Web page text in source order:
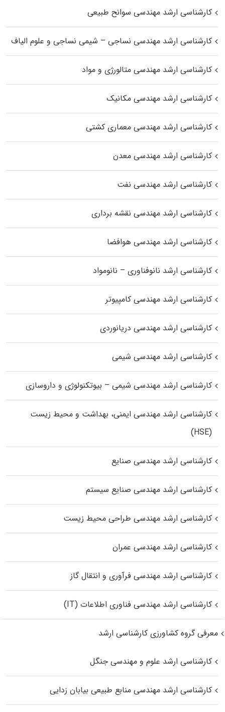
کارشناسی ارشد مهندسی سوانح طبیعی
کارشناسی ارشد مهندسی نساجی – شیمی نساجی و علوم الیاف
کارشناسی ارشد مهندسی متالورژی و مواد
کارشناسی ارشد مهندسی مکانیک
کارشناسی ارشد مهندسی معماری کشتی
کارشناسی ارشد مهندسی معدن
کارشناسی ارشد مهندسی نفت
کارشناسی ارشد مهندسی نقشه برداری
کارشناسی ارشد مهندسی هوافضا
کارشناسی ارشد نانوفناوری – نانومواد
کارشناسی ارشد مهندسی کامپیوتر
کارشناسی ارشد مهندسی دریانوردی
کارشناسی ارشد مهندسی شیمی
کارشناسی ارشد مهندسی شیمی – بیوتکنولوژی و داروسازی
کارشناسی ارشد مهندسی ایمنی، بهداشت و محیط زیست
(HSE)
کارشناسی ارشد مهندسی صنایع
کارشناسی ارشد مهندسی صنایع سیستم
کارشناسی ارشد مهندسی طراحی محیط زیست
کارشناسی ارشد مهندسی عمران
کارشناسی ارشد مهندسی فرآوری و انتقال گاز
کارشناسی ارشد مهندسی فناوری اطلاعات (IT)
معرفی گروه کشاورزی کارشناسی ارشد
کارشناسی ارشد علوم و مهندسی جنگل
کارشناسی ارشد مهندسی منابع طبیعی بیابان زدایی